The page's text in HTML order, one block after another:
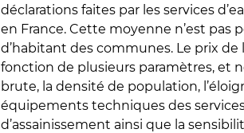
déclarations faites par les services
en France. Cette moyenne n’est pas
d’habitant des communes. Le prix de
fonction de plusieurs paramètres, et
brute, la densité de population,
équipements techniques des
d’assainissement ainsi que la